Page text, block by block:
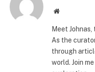
Website
Meet
As the
through
world. Join